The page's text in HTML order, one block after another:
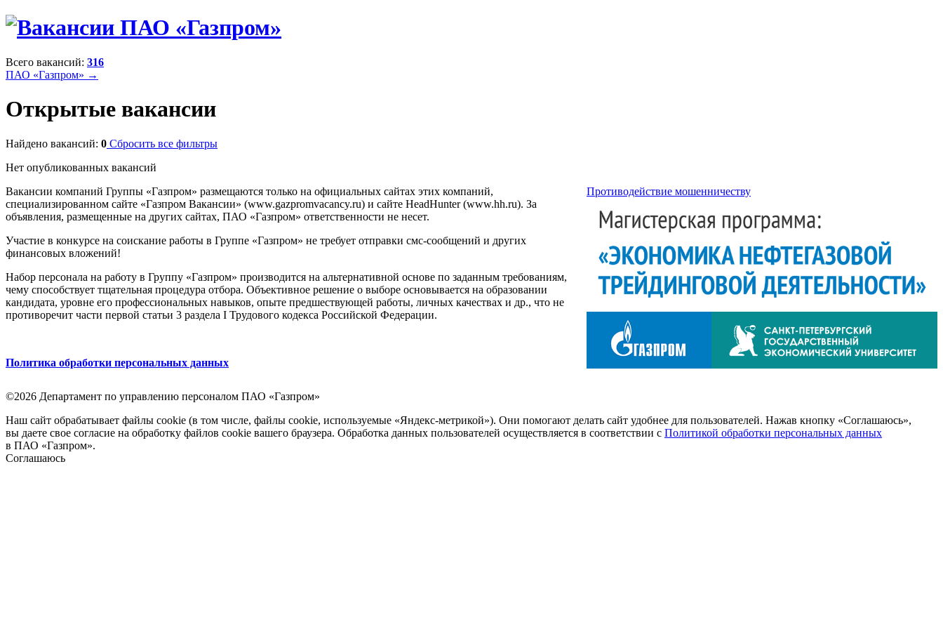
Всего вакансий: 316
ПАО «Газпром» →
Открытые вакансии
Найдено вакансий: 0 Сбросить все фильтры
Нет опубликованных вакансий
Противодействие мошенничеству
Вакансии компаний Группы «Газпром» размещаются только на официальных сайтах этих компаний,
специализированном сайте «Газпром Вакансии» (www.gazpromvacancy.ru) и сайте HeadHunter (www.hh.ru). За
объявления, размещенные на других сайтах, ПАО «Газпром» ответственности не несет.
Участие в конкурсе на соискание работы в Группе «Газпром» не требует отправки смс-сообщений и других
финансовых вложений!
Набор персонала на работу в Группу «Газпром» производится на альтернативной основе по заданным требованиям,
чему способствует тщательная процедура отбора. Объективное решение о выборе основывается на образовании
кандидата, уровне его профессиональных навыков, опыте предшествующей работы, личных качествах и др., что не
противоречит части первой статьи 3 раздела I Трудового кодекса Российской Федерации.
Политика обработки персональных данных
©2026 Департамент по управлению персоналом ПАО «Газпром»
Наш сайт обрабатывает файлы cookie (в том числе, файлы cookie, используемые «Яндекс-метрикой»). Они помогают делать сайт удобнее для пользователей. Нажав кнопку «Соглашаюсь»,
вы даете свое согласие на обработку файлов cookie вашего браузера. Обработка данных пользователей осуществляется в соответствии с Политикой обработки персональных данных
в ПАО «Газпром».
Соглашаюсь